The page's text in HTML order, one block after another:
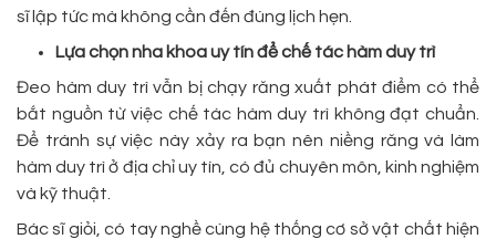
sĩ lập tức mà không cần đến đúng lịch hẹn.
Lựa chọn nha khoa uy tín để chế tác hàm duy trì
Đeo hàm duy trì vẫn bị chạy răng xuất phát điểm có thể
bắt nguồn từ việc chế tác hàm duy trì không đạt chuẩn.
Để tránh sự việc này xảy ra bạn nên niềng răng và làm
hàm duy trì ở địa chỉ uy tín, có đủ chuyên môn, kinh nghiệm
và kỹ thuật.
Bác sĩ giỏi, có tay nghề cùng hệ thống cơ sở vật chất hiện